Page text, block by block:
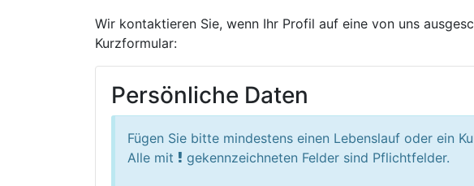
Wir kontaktieren Sie, wenn Ihr Profil auf eine von uns
Kurzformular:
Persönliche Daten
Fügen Sie bitte mindestens einen Lebenslauf oder ein
Alle mit
gekennzeichneten Felder sind Pflichtfelder.